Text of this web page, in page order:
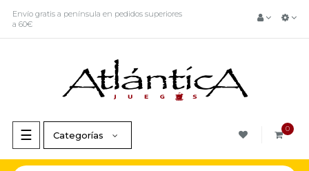
Envío gratis a península en pedidos superiores
a 60€
Navegación
de
palanca
☰ 0
Categorías